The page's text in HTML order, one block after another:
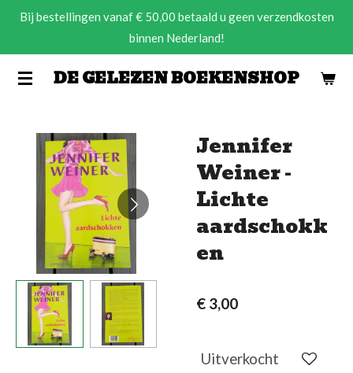
Ga
de
DE GELEZEN BOEKENSHOP
Bij bestellingen vanaf € 50,00 betaald u geen verzendkosten
binnen Nederland!
Jennifer
Weiner -
Lichte
aardschokk
en
€ 3,00
Uitverkocht